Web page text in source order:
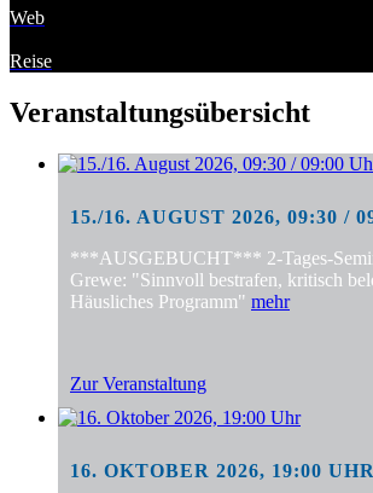
Web
Reise
Veranstaltungsübersicht
15./16. AUGUST 2026, 09:30 /
***AUSGEBUCHT*** 2-Tages-
Grewe: "Sinnvoll bestrafen, kritisch
Häusliches Programm" mehr
Zur Veranstaltung
16. OKTOBER 2026, 19:00 UHR